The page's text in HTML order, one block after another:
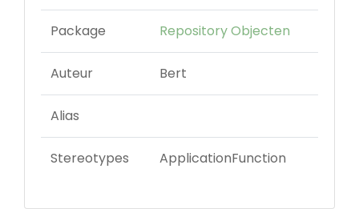
Package Repository Objecten
Auteur Bert
Alias
Stereotypes ApplicationFunction